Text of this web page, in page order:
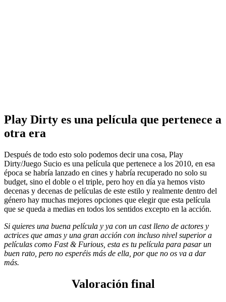
Play Dirty es una película que pertenece a
otra era
Después de todo esto solo podemos decir una cosa, Play
Dirty/Juego Sucio es una película que pertenece a los 2010, en esa
época se habría lanzado en cines y habría recuperado no solo su
budget, sino el doble o el triple, pero hoy en día ya hemos visto
decenas y decenas de películas de este estilo y realmente dentro del
género hay muchas mejores opciones que elegir que esta película
que se queda a medias en todos los sentidos excepto en la acción.
Si quieres una buena película y ya con un cast lleno de actores y
actrices que amas y una gran acción con incluso nivel superior a
películas como Fast & Furious, esta es tu película para pasar un
buen rato, pero no esperéis más de ella, por que no os va a dar
más.
Valoración final